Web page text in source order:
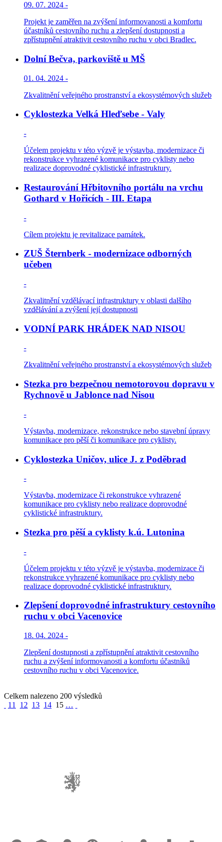
09. 07. 2024 -
Projekt je zaměřen na zvýšení informovanosti a komfortu
účastníků cestovního ruchu a zlepšení dostupnosti a
zpřístupnění atraktivit cestovního ruchu v obci Bradlec.
Dolní Bečva, parkoviště u MŠ
01. 04. 2024 -
Zkvalitnění veřejného prostranství a ekosystémových služeb
Cyklostezka Velká Hleďsebe - Valy
-
Účelem projektu v této výzvě je výstavba, modernizace či
rekonstrukce vyhrazené komunikace pro cyklisty nebo
realizace doprovodné cyklistické infrastruktury.
Restaurování Hřbitovního portálu na vrchu
Gothard v Hořicích - III. Etapa
-
Cílem projektu je revitalizace památek.
ZUŠ Šternberk - modernizace odborných
učeben
-
Zkvalitnění vzdělávací infrastruktury v oblasti dalšího
vzdělávání a zvýšení její dostupnosti
VODNÍ PARK HRÁDEK NAD NISOU
-
Zkvalitnění veřejného prostranství a ekosystémových služeb
Stezka pro bezpečnou nemotorovou dopravu v
Rychnově u Jablonce nad Nisou
-
Výstavba, modernizace, rekonstrukce nebo stavební úpravy
komunikace pro pěší či komunikace pro cyklisty.
Cyklostezka Uničov, ulice J. z Poděbrad
-
Výstavba, modernizace či rekonstrukce vyhrazené
komunikace pro cyklisty nebo realizace doprovodné
cyklistické infrastruktury.
Stezka pro pěší a cyklisty k.ú. Lutonina
-
Účelem projektu v této výzvě je výstavba, modernizace či
rekonstrukce vyhrazené komunikace pro cyklisty nebo
realizace doprovodné cyklistické infrastruktury.
Zlepšení doprovodné infrastruktury cestovního
ruchu v obci Vacenovice
18. 04. 2024 -
Zlepšení dostupnosti a zpřístupnění atraktivit cestovního
ruchu a zvýšení informovanosti a komfortu účastníků
cestovního ruchu v obci Vacenovice.
Celkem nalezeno 200 výsledků
11
12 13 14 15 …